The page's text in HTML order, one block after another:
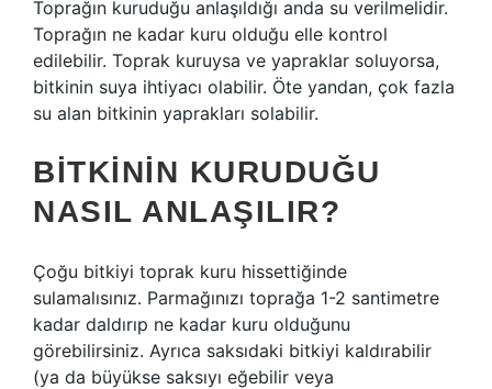
Toprağın kuruduğu anlaşıldığı anda su verilmelidir.
Toprağın ne kadar kuru olduğu elle kontrol
edilebilir. Toprak kuruysa ve yapraklar soluyorsa,
bitkinin suya ihtiyacı olabilir. Öte yandan, çok fazla
su alan bitkinin yaprakları solabilir.
BITKININ KURUDUĞU
NASIL ANLAŞILIR?
Çoğu bitkiyi toprak kuru hissettiğinde
sulamalısınız. Parmağınızı toprağa 1-2 santimetre
kadar daldırıp ne kadar kuru olduğunu
görebilirsiniz. Ayrıca saksıdaki bitkiyi kaldırabilir
(ya da büyükse saksıyı eğebilir veya